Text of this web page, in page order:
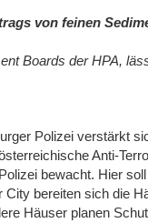
von feinen
Boards der HPA,
Polizei verstärkt
Anti-
bewacht. Hier
bereiten sich die
Häuser planen